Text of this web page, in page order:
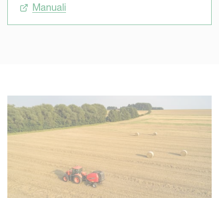
balle, ottenuta grazie all'Intelligent Density 3D, che
Manuali